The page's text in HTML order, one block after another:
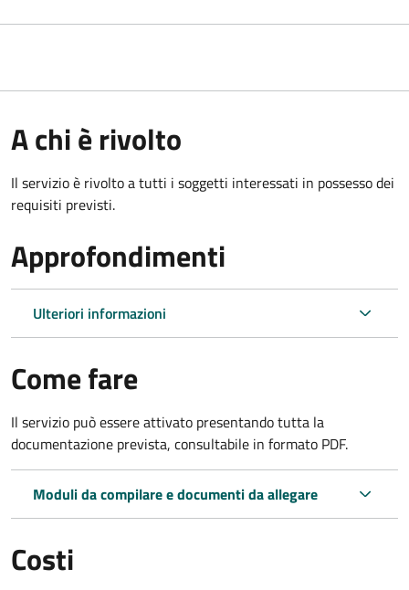
A chi è rivolto
Il servizio è rivolto a tutti i soggetti interessati in possesso dei
requisiti previsti.
Approfondimenti
Ulteriori informazioni
Come fare
Il servizio può essere attivato presentando tutta la
documentazione prevista, consultabile in formato PDF.
Moduli da compilare e documenti da allegare
Costi